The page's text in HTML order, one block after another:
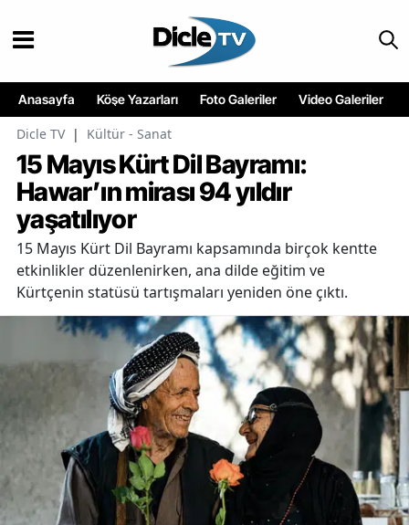
Anasayfa Köşe Yazarları Foto Galeriler Video Galeriler
Dicle TV | Kültür - Sanat
15 Mayıs Kürt Dil Bayramı:
Hawar’ın mirası 94 yıldır
yaşatılıyor
15 Mayıs Kürt Dil Bayramı kapsamında birçok kentte
etkinlikler düzenlenirken, ana dilde eğitim ve
Kürtçenin statüsü tartışmaları yeniden öne çıktı.